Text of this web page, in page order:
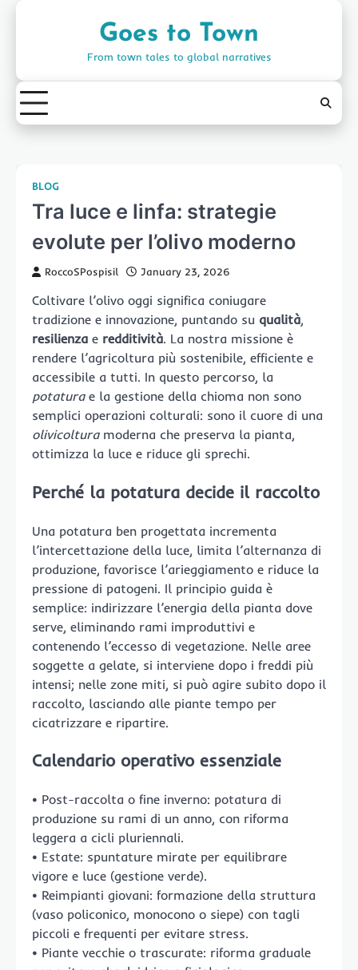
Goes to Town
From town tales to global narratives
BLOG
Tra luce e linfa: strategie
evolute per l’olivo moderno
RoccoSPospisil January 23, 2026
Coltivare l’olivo oggi significa coniugare
tradizione e innovazione, puntando su qualità,
resilienza e redditività. La nostra missione è
rendere l’agricoltura più sostenibile, efficiente e
accessibile a tutti. In questo percorso, la
potaturae la gestione della chioma non sono
semplici operazioni colturali: sono il cuore di una
olivicolturamoderna che preserva la pianta,
ottimizza la luce e riduce gli sprechi.
Perché la potatura decide il raccolto
Una potatura ben progettata incrementa
l’intercettazione della luce, limita l’alternanza di
produzione, favorisce l’arieggiamento e riduce la
pressione di patogeni. Il principio guida è
semplice: indirizzare l’energia della pianta dove
serve, eliminando rami improduttivi e
contenendo l’eccesso di vegetazione. Nelle aree
soggette a gelate, si interviene dopo i freddi più
intensi; nelle zone miti, si può agire subito dopo il
raccolto, lasciando alle piante tempo per
cicatrizzare e ripartire.
Calendario operativo essenziale
• Post-raccolta o fine inverno: potatura di
produzione su rami di un anno, con riforma
leggera a cicli pluriennali.
• Estate: spuntature mirate per equilibrare
vigore e luce (gestione verde).
• Reimpianti giovani: formazione della struttura
(vaso policonico, monocono o siepe) con tagli
piccoli e frequenti per evitare stress.
• Piante vecchie o trascurate: riforma graduale